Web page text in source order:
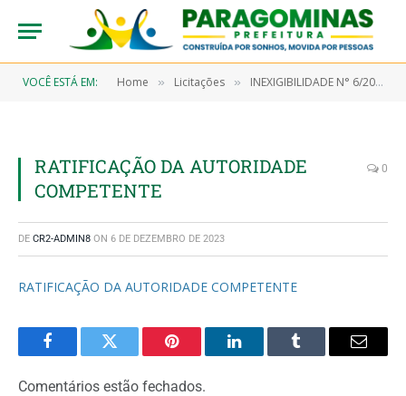
VOCÊ ESTÁ EM: Home » Licitações » INEXIGIBILIDADE N° 6/2022-00020 (CONTRATAÇÃO DE PRESTAÇÃO DE SERVIÇOS TÉCNICOS ESPECIALIZADOS DE ASSESSORIA E CONSULTORIA PARA RECUPERAÇÃO DE RECEITAS RELATIVAS AO ISS, CFEM, O CADASTRO GERAL DOS PROCESSOS MINERÁRIOS EXISTENTES NO MUNICÍPIO E OS DÉBITOS PREVIDENCIÁRIOS JUNTO À RFB E OUTROS FATOS QUE INCIDEM SOBRE AS RECEITAS DO MUNICÍPIO)
RATIFICAÇÃO DA AUTORIDADE
COMPETENTE
0
DE CR2-ADMIN8 ON 6 DE DEZEMBRO DE 2023
RATIFICAÇÃO DA AUTORIDADE COMPETENTE
FacebookTwitter Pinterest LinkedInTumblr Email
Comentários estão fechados.